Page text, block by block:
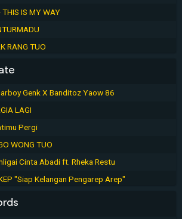
IS MY WAY
RANG TUO
Genk X Banditoz Yaow 86
LAGI
Pergi
WONG TUO
Cinta Abadi ft. Rheka Restu
"Siap Kelangan Pengarep Arep"